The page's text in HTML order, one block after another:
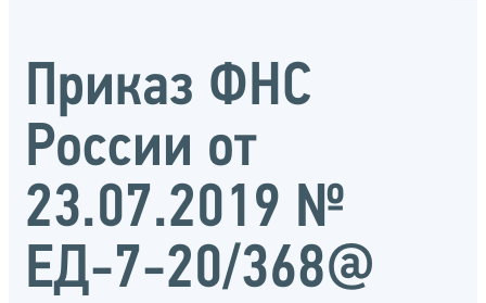
Приказ ФНС
России от
23.07.2019 №
ЕД-7-20/368@